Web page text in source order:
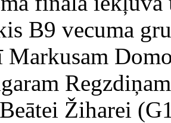
B9 vecuma
Markusam
Žiharei